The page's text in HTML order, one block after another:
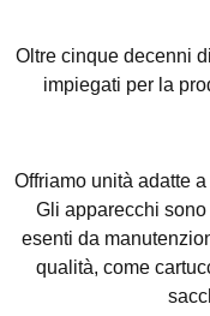
Oltre cinque decenni
impiegati per la
Offriamo unità adatte
Gli apparecchi
esenti da
qualità, come